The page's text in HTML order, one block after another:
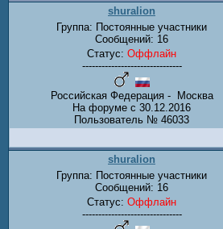
shuralion
Группа: Постоянные участники
Сообщений: 16
Статус: Оффлайн
-------------------------------
Российская Федерация - Москва
На форуме с 30.12.2016
Пользователь № 46033
shuralion
Группа: Постоянные участники
Сообщений: 16
Статус: Оффлайн
-------------------------------